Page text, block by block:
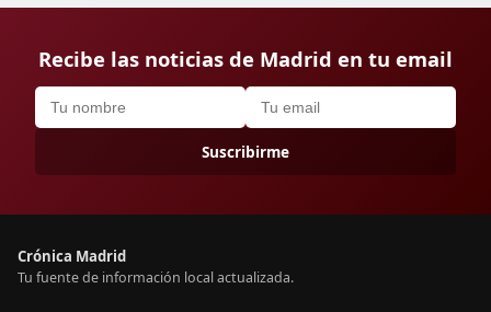
Recibe las noticias de Madrid en tu email
Suscribirme
Crónica Madrid
Tu fuente de información local actualizada.